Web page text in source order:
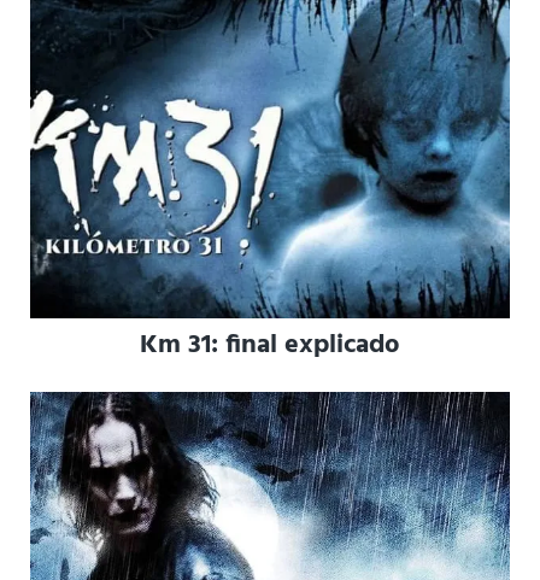
Km 31: final explicado